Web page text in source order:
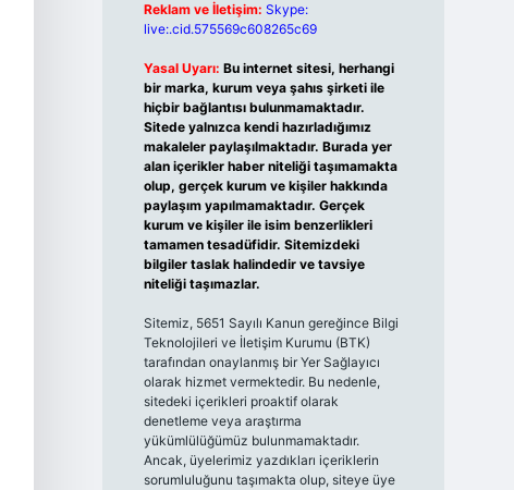
Reklam ve İletişim: Skype:
live:.cid.575569c608265c69
Yasal Uyarı: Bu internet sitesi, herhangi
bir marka, kurum veya şahıs şirketi ile
hiçbir bağlantısı bulunmamaktadır.
Sitede yalnızca kendi hazırladığımız
makaleler paylaşılmaktadır. Burada yer
alan içerikler haber niteliği taşımamakta
olup, gerçek kurum ve kişiler hakkında
paylaşım yapılmamaktadır. Gerçek
kurum ve kişiler ile isim benzerlikleri
tamamen tesadüfidir. Sitemizdeki
bilgiler taslak halindedir ve tavsiye
niteliği taşımazlar.
Sitemiz, 5651 Sayılı Kanun gereğince Bilgi
Teknolojileri ve İletişim Kurumu (BTK)
tarafından onaylanmış bir Yer Sağlayıcı
olarak hizmet vermektedir. Bu nedenle,
sitedeki içerikleri proaktif olarak
denetleme veya araştırma
yükümlülüğümüz bulunmamaktadır.
Ancak, üyelerimiz yazdıkları içeriklerin
sorumluluğunu taşımakta olup, siteye üye